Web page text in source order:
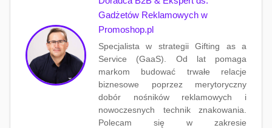
Gadżetów Reklamowych w
Promoshop.pl
Specjalista w strategii Gifting as a
Service (GaaS). Od lat pomaga
markom budować trwałe relacje
biznesowe poprzez merytoryczny
dobór nośników reklamowych i
nowoczesnych technik znakowania.
Polecam się w zakresie